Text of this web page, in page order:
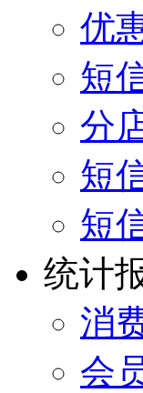
优
短
分
短
短
统计
消
会